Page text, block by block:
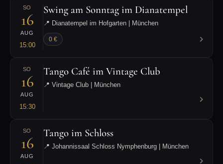
SO
16
AUG
15:00
Swing am Sonntag im Dianatempel
📍 Dianatempel im Hofgarten | München
0 €
SO
16
AUG
15:30
Tango Café im Vintage Club
📍 Vintage Club | München
SO
16
AUG
Tango im Schloss
📍 Johannissaal Schloss Nymphenburg | München